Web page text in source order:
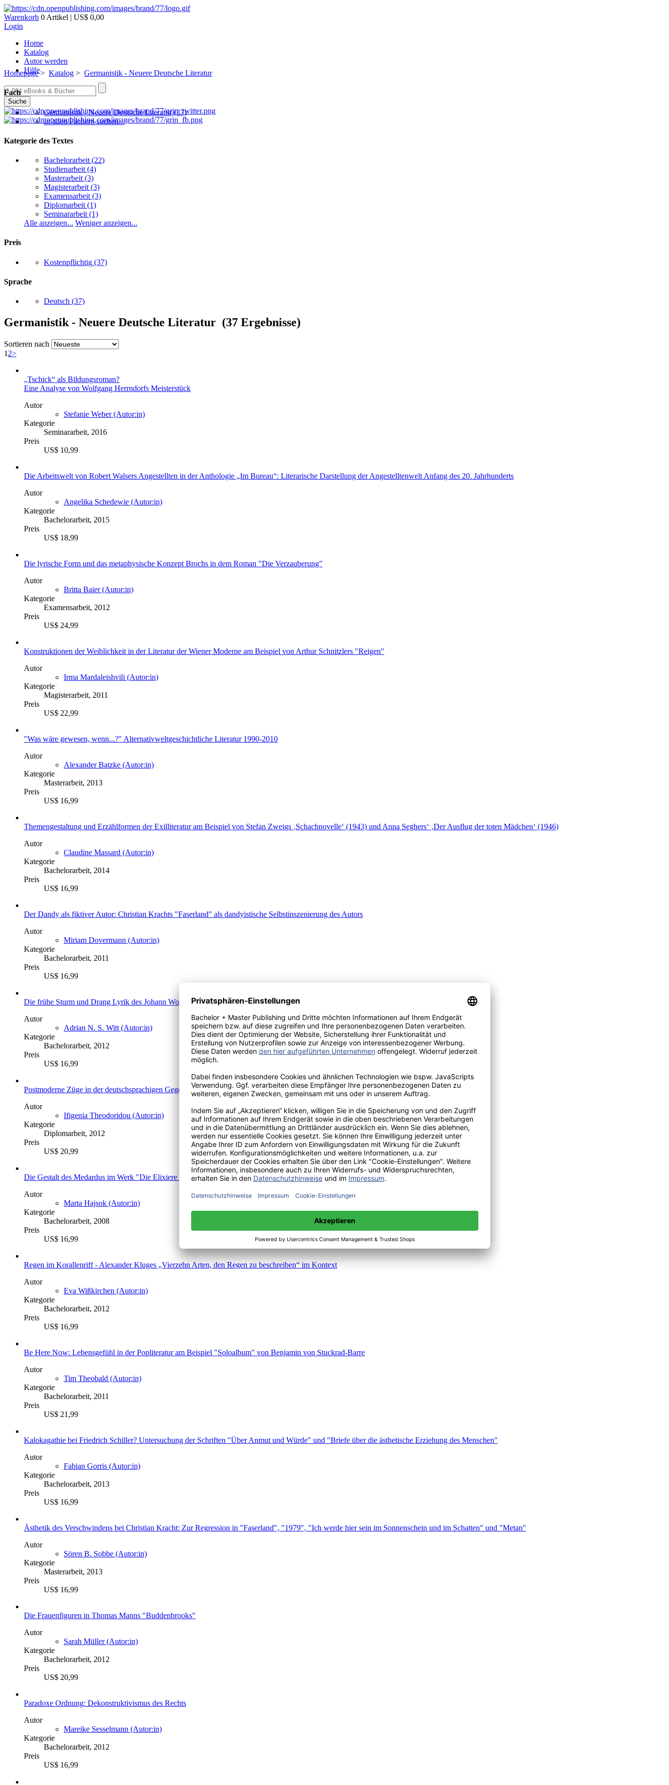
Warenkorb 0 Artikel | US$ 0,00
Login
Home
Katalog
Autor werden
Hilfe
Suche
Homepage> Katalog > Germanistik - Neuere Deutsche Literatur
Fach
Germanistik - Neuere Deutsche Literatur (37)
In allen Fächern suchen...
Kategorie des Textes
Bachelorarbeit (22)
Studienarbeit (4)
Masterarbeit (3)
Magisterarbeit (3)
Examensarbeit (3)
Diplomarbeit (1)
Seminararbeit (1)
Alle anzeigen... Weniger anzeigen...
Preis
Kostenpflichtig (37)
Sprache
Deutsch (37)
Germanistik - Neuere Deutsche Literatur (37 Ergebnisse)
Sortieren nach
1 2>
„Tschick“ als Bildungsroman?
Eine Analyse von Wolfgang Herrndorfs Meisterstück
Autor
Stefanie Weber (Autor:in)
Kategorie
Seminararbeit, 2016
Preis
US$ 10,99
Die Arbeitswelt von Robert Walsers Angestellten in der Anthologie „Im Bureau“: Literarische Darstellung der Angestelltenwelt Anfang des 20. Jahrhunderts
Autor
Angelika Schedewie (Autor:in)
Kategorie
Bachelorarbeit, 2015
Preis
US$ 18,99
Die lyrische Form und das metaphysische Konzept Brochs in dem Roman "Die Verzauberung"
Autor
Britta Baier (Autor:in)
Kategorie
Examensarbeit, 2012
Preis
US$ 24,99
Konstruktionen der Weiblichkeit in der Literatur der Wiener Moderne am Beispiel von Arthur Schnitzlers "Reigen"
Autor
Irma Mardaleishvili (Autor:in)
Kategorie
Magisterarbeit, 2011
Preis
US$ 22,99
"Was wäre gewesen, wenn...?" Alternativweltgeschichtliche Literatur 1990-2010
Autor
Alexander Batzke (Autor:in)
Kategorie
Masterarbeit, 2013
Preis
US$ 16,99
Themengestaltung und Erzählformen der Exilliteratur am Beispiel von Stefan Zweigs ‚Schachnovelle‘ (1943) und Anna Seghers‘ ‚Der Ausflug der toten Mädchen‘ (1946)
Autor
Claudine Massard (Autor:in)
Kategorie
Bachelorarbeit, 2014
Preis
US$ 16,99
Der Dandy als fiktiver Autor: Christian Krachts "Faserland" als dandyistische Selbstinszenierung des Autors
Autor
Miriam Dovermann (Autor:in)
Kategorie
Bachelorarbeit, 2011
Preis
US$ 16,99
Die frühe Sturm und Drang Lyrik des Johann Wolfgang von Goethe: Die Prometheus-Dichtung unter gesellschafts- und religionskritischen Aspekten
Autor
Adrian N. S. Witt (Autor:in)
Kategorie
Bachelorarbeit, 2012
Preis
US$ 16,99
Postmoderne Züge in der deutschsprachigen Gegenwartsliteratur: Christoph Ransmayrs "Die letzte Welt"
Autor
Ifigenia Theodoridou (Autor:in)
Kategorie
Diplomarbeit, 2012
Preis
US$ 20,99
Die Gestalt des Medardus im Werk "Die Elixiere des Teufels": Abbild eines Wahnsinnigen im Zeichen der Schwarzen Romantik
Autor
Marta Hajsok (Autor:in)
Kategorie
Bachelorarbeit, 2008
Preis
US$ 16,99
Regen im Korallenriff - Alexander Kluges „Vierzehn Arten, den Regen zu beschreiben“ im Kontext
Autor
Eva Wißkirchen (Autor:in)
Kategorie
Bachelorarbeit, 2012
Preis
US$ 16,99
Be Here Now: Lebensgefühl in der Popliteratur am Beispiel "Soloalbum" von Benjamin von Stuckrad-Barre
Autor
Tim Theobald (Autor:in)
Kategorie
Bachelorarbeit, 2011
Preis
US$ 21,99
Kalokagathie bei Friedrich Schiller? Untersuchung der Schriften "Über Anmut und Würde" und "Briefe über die ästhetische Erziehung des Menschen"
Autor
Fabian Gorris (Autor:in)
Kategorie
Bachelorarbeit, 2013
Preis
US$ 16,99
Ästhetik des Verschwindens bei Christian Kracht: Zur Regression in "Faserland", "1979", "Ich werde hier sein im Sonnenschein und im Schatten" und "Metan"
Autor
Sören B. Sobbe (Autor:in)
Kategorie
Masterarbeit, 2013
Preis
US$ 16,99
Die Frauenfiguren in Thomas Manns "Buddenbrooks"
Autor
Sarah Müller (Autor:in)
Kategorie
Bachelorarbeit, 2012
Preis
US$ 20,99
Paradoxe Ordnung: Dekonstruktivismus des Rechts
Autor
Mareike Sesselmann (Autor:in)
Kategorie
Bachelorarbeit, 2012
Preis
US$ 16,99